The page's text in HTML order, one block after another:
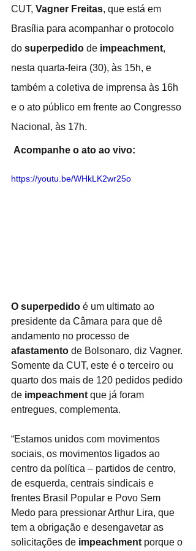
CUT, Vagner Freitas, que está em
Brasília para acompanhar o protocolo
do superpedido de impeachment,
nesta quarta-feira (30), às 15h, e
também a coletiva de imprensa às 16h
e o ato público em frente ao Congresso
Nacional, às 17h.
Acompanhe o ato ao vivo:
https://youtu.be/WHkLK2wr25o
O superpedido é um ultimato ao
presidente da Câmara para que dê
andamento no processo de
afastamento de Bolsonaro, diz Vagner.
Somente da CUT, este é o terceiro ou
quarto dos mais de 120 pedidos pedido
de impeachment que já foram
entregues, complementa.
“Estamos unidos com movimentos
sociais, os movimentos ligados ao
centro da política – partidos de centro,
de esquerda, centrais sindicais e
frentes Brasil Popular e Povo Sem
Medo para pressionar Arthur Lira, que
tem a obrigação e desengavetar as
solicitações de impeachment porque o